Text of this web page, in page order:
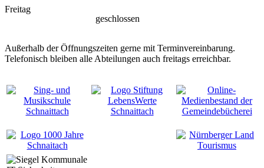
Freitag
geschlossen
Außerhalb der Öffnungszeiten gerne mit Terminvereinbarung.
Telefonisch bleiben alle Abteilungen auch freitags erreichbar.